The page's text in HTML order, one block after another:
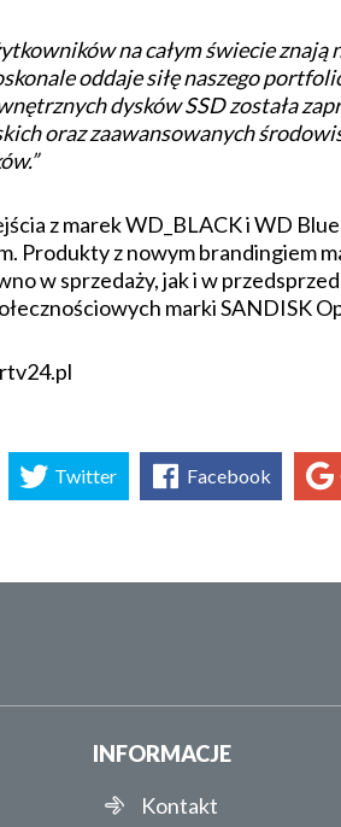
na całym świecie
oddaje siłę naszego
dysków SSD została
oraz zaawansowanych
z marek WD_BLACK i WD
Produkty z nowym brandingiem
w sprzedaży, jak i w
marki SANDISK
Twitter Facebook
INFORMACJE
Kontakt